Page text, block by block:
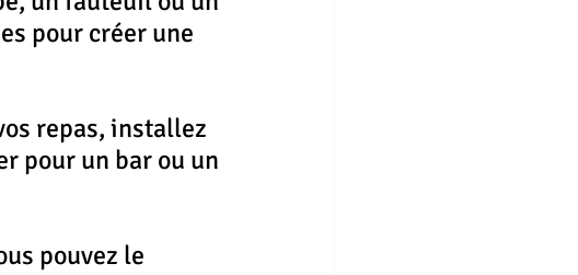
pour créer une
repas, installez
pour un bar ou un
pouvez le